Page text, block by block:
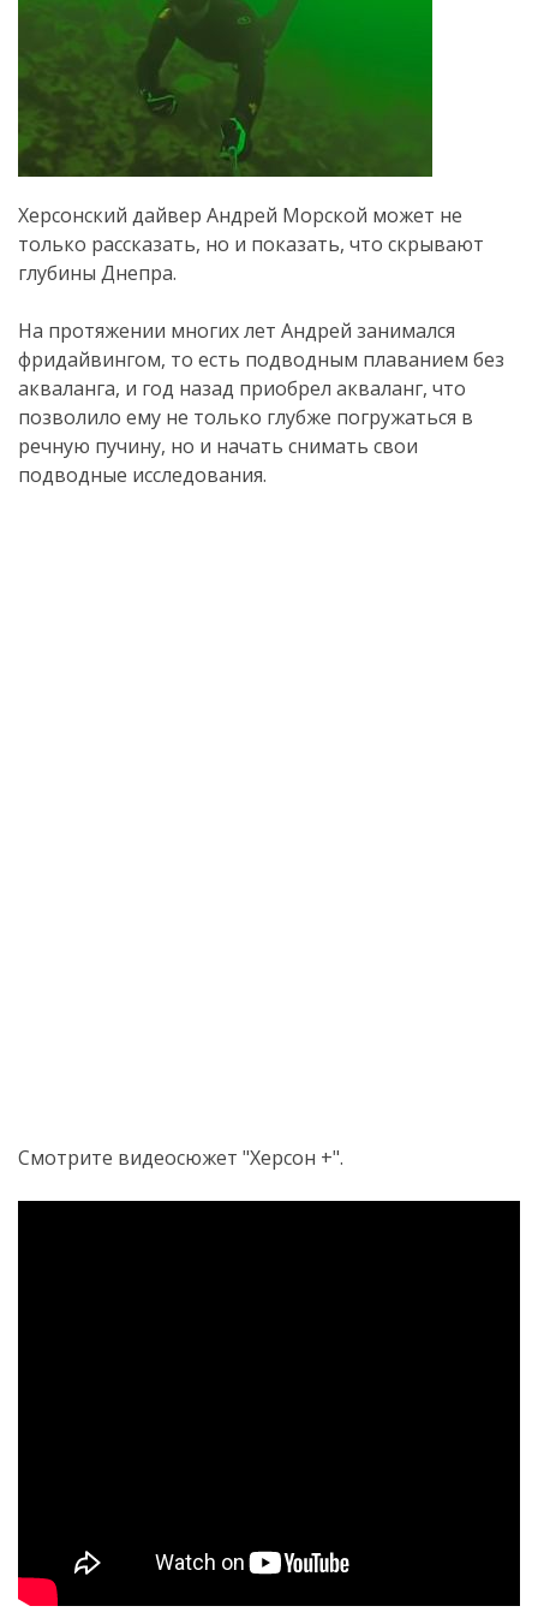
Херсонский дайвер Андрей Морской может не
только рассказать, но и показать, что скрывают
глубины Днепра.
На протяжении многих лет Андрей занимался
фридайвингом, то есть подводным плаванием без
акваланга, и год назад приобрел акваланг, что
позволило ему не только глубже погружаться в
речную пучину, но и начать снимать свои
подводные исследования.
Смотрите видеосюжет "Херсон +".